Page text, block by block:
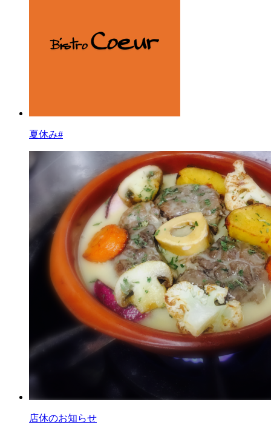
夏休み#
店休のお知らせ